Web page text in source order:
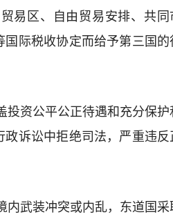
易区、自由贸易安排、共同
国际税收协定而给予第三国的
投资公平公正待遇和充分保护
政诉讼中拒绝司法， 严重违反
内武装冲突或内乱，东道国采